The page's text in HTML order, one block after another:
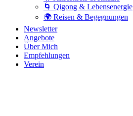
🌀 Qigong & Lebensenergie
🌍 Reisen & Begegnungen
Newsletter
Angebote
Über Mich
Empfehlungen
Verein